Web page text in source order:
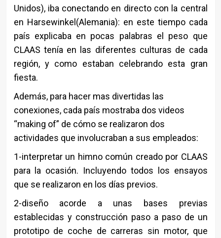
Unidos), iba conectando en directo con la central
en Harsewinkel(Alemania): en este tiempo cada
país explicaba en pocas palabras el peso que
CLAAS tenía en las diferentes culturas de cada
región, y como estaban celebrando esta gran
fiesta.
Además, para hacer mas divertidas las
conexiones, cada país mostraba dos videos
“making of” de cómo se realizaron dos
actividades que involucraban a sus empleados:
1-interpretar un himno común creado por CLAAS
para la ocasión. Incluyendo todos los ensayos
que se realizaron en los días previos.
2-diseño acorde a unas bases previas
establecidas y construcción paso a paso de un
prototipo de coche de carreras sin motor, que